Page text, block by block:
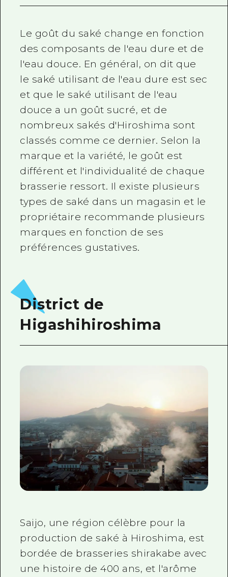
Informations sur le transport en
Le goût du saké change en fonction
des composants de l'eau dure et de
l'eau douce. En général, on dit que
le saké utilisant de l'eau dure est sec
et que le saké utilisant de l'eau
douce a un goût sucré, et de
nombreux sakés d'Hiroshima sont
classés comme ce dernier. Selon la
marque et la variété, le goût est
différent et l'individualité de chaque
brasserie ressort. Il existe plusieurs
types de saké dans un magasin et le
propriétaire recommande plusieurs
marques en fonction de ses
préférences gustatives.
District de
Higashihiroshima
Saijo, une région célèbre pour la
production de saké à Hiroshima, est
bordée de brasseries shirakabe avec
une histoire de 400 ans, et l'arôme